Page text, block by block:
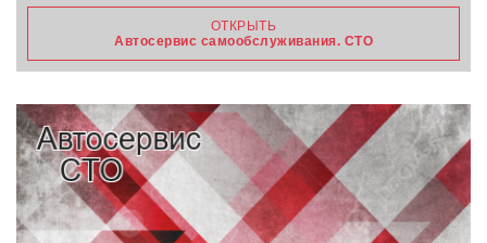
ОТКРЫТЬ
Автосервис самообслуживания. СТО